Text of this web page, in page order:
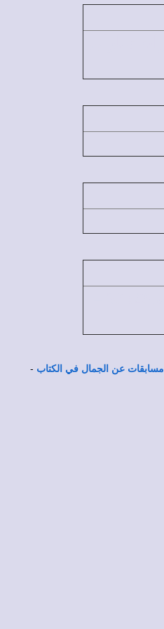
- مسابقات عن الجمال في الكتاب